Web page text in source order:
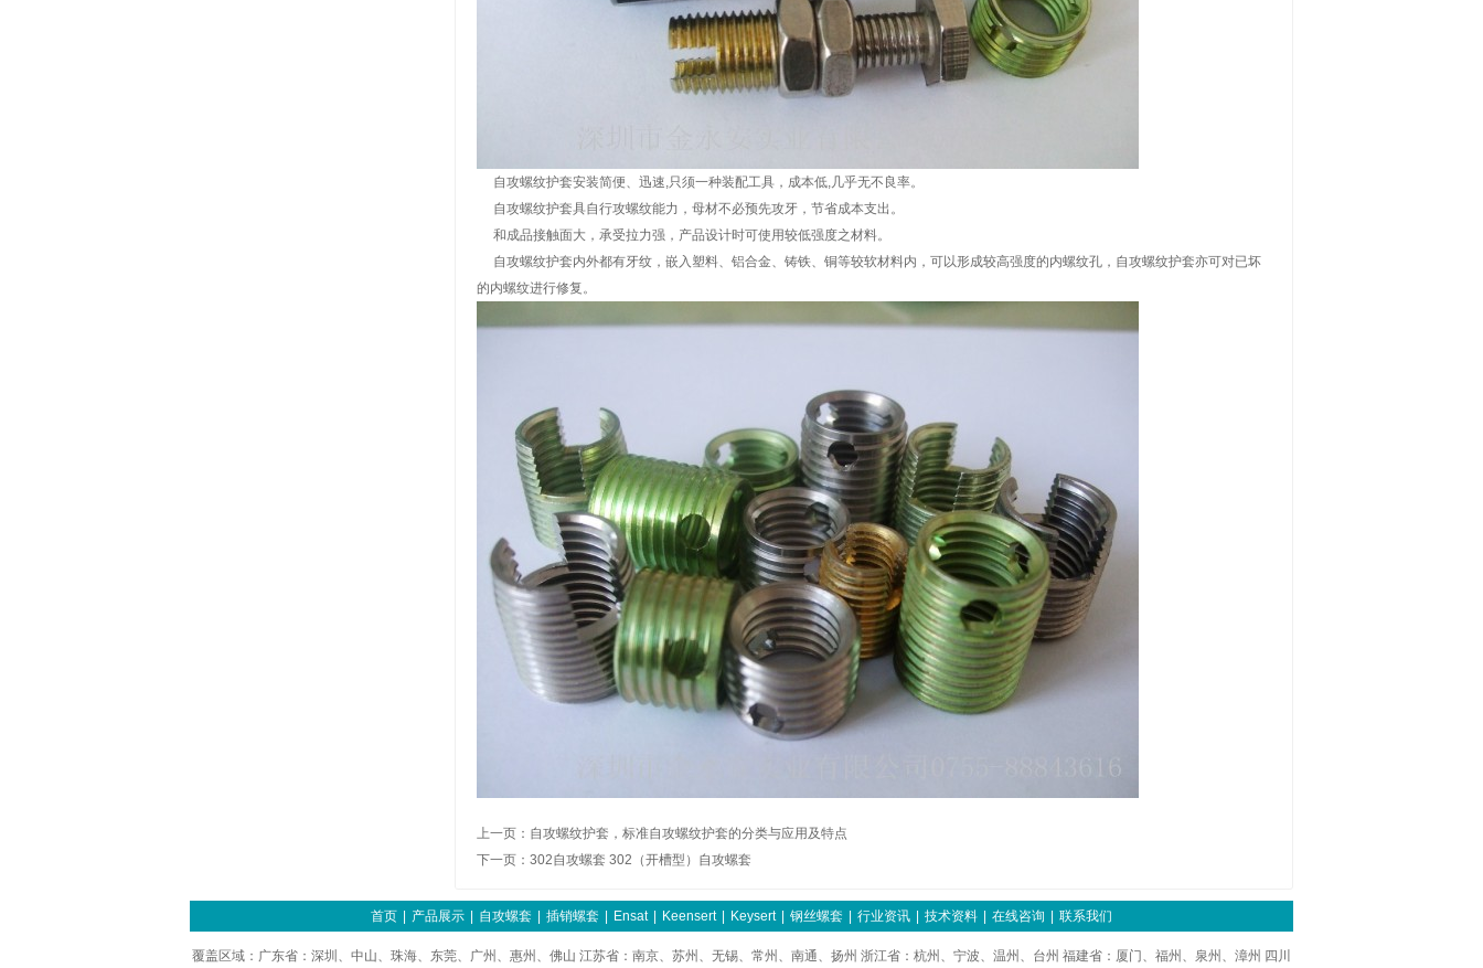
自攻螺纹护套安装简便、迅速,只须一种装配工具，成本低,几乎无不良率。
自攻螺纹护套具自行攻螺纹能力，母材不必预先攻牙，节省成本支出。
和成品接触面大，承受拉力强，产品设计时可使用较低强度之材料。
自攻螺纹护套内外都有牙纹，嵌入塑料、铝合金、铸铁、铜等较软材料内，可以形成较高强度的内螺纹孔，自攻螺纹护套亦可对已坏
的内螺纹进行修复。
上一页： 自攻螺纹护套，标准自攻螺纹护套的分类与应用及特点
下一页： 302自攻螺套 302（开槽型）自攻螺套
首页 产品展示 自攻螺套 插销螺套 Ensat Keensert Keysert 钢丝螺套 行业资讯 技术资料 在线咨询 联系我们
覆盖区域：广东省：深圳、中山、珠海、东莞、广州、惠州、佛山 江苏省：南京、苏州、无锡、常州、南通、扬州 浙江省：杭州、宁波、温州、台州 福建省：厦门、福州、泉州、漳州 四川